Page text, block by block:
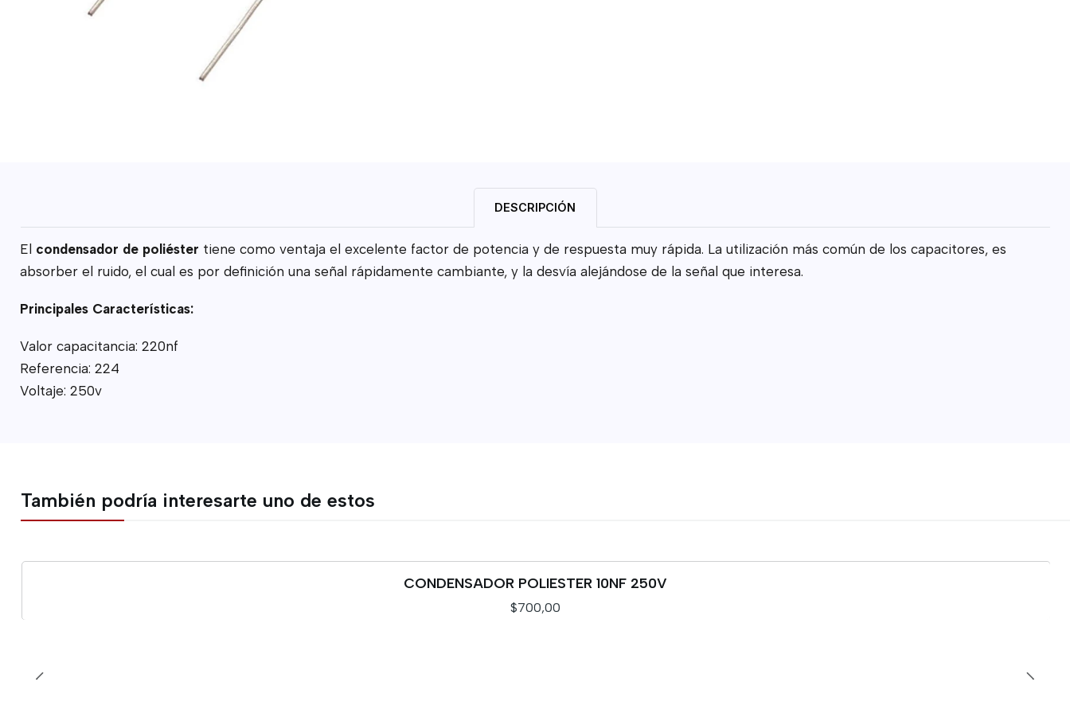
DESCRIPCIÓN
El condensador de poliéster tiene como ventaja el excelente factor de potencia y de respuesta muy rápida. La utilización más común de los capacitores, es
absorber el ruido, el cual es por definición una señal rápidamente cambiante, y la desvía alejándose de la señal que interesa.
Principales Características:
Valor capacitancia: 220nf
Referencia: 224
Voltaje: 250v
También podría interesarte uno de estos
CONDENSADOR POLIESTER 10NF 250V
$700,00